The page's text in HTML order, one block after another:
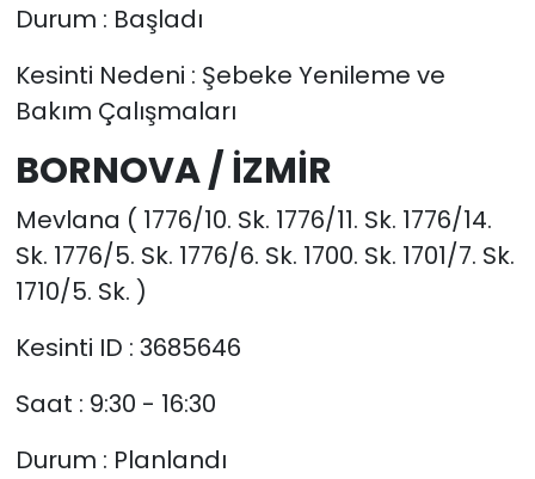
Durum : Başladı
Kesinti Nedeni : Şebeke Yenileme ve
Bakım Çalışmaları
BORNOVA / İZMİR
Mevlana ( 1776/10. Sk. 1776/11. Sk. 1776/14.
Sk. 1776/5. Sk. 1776/6. Sk. 1700. Sk. 1701/7. Sk.
1710/5. Sk. )
Kesinti ID : 3685646
Saat : 9:30 - 16:30
Durum : Planlandı